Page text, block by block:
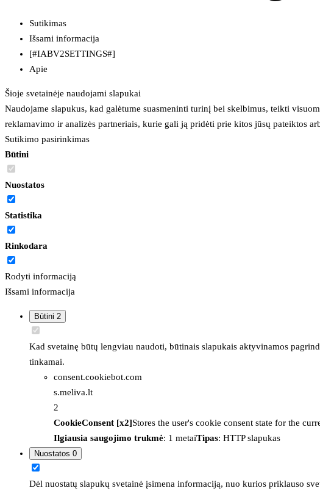
Sutikimas
Išsami informacija
[#IABV2SETTINGS#]
Apie
Šioje svetainėje naudojami slapukai
Naudojame slapukus, kad galėtume suasmeninti turinį bei skelbimus, teikti
reklamavimo ir analizės partneriais, kurie gali ją pridėti prie kitos jūsų pateiktos
Sutikimo pasirinkimas
Būtini
Nuostatos
Statistika
Rinkodara
Rodyti informaciją
Išsami informacija
Būtini 2
Kad svetainę būtų lengviau naudoti, būtinais slapukais aktyvinamos
tinkamai.
consent.cookiebot.com
s.meliva.lt
2
CookieConsent [x2]Stores the user's cookie consent state for the
Ilgiausia saugojimo trukmė: 1 metaiTipas: HTTP slapukas
Nuostatos 0
Dėl nuostatų slapukų svetainė įsimena informaciją, nuo kurios priklauso